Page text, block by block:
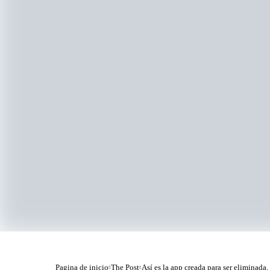
Pagina de inicio The Post Así es la app creada para ser